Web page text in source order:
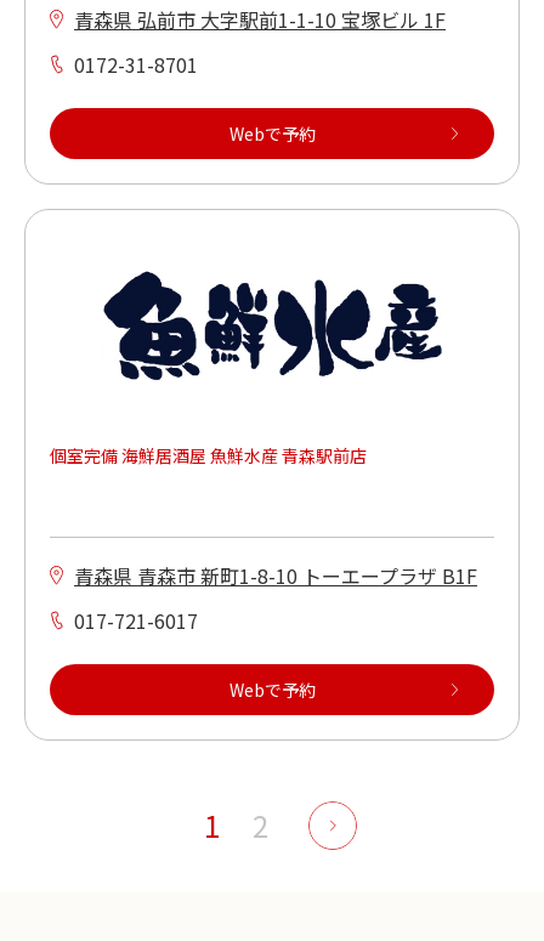
青森県 弘前市 大字駅前1-1-10 宝塚ビル 1F
0172-31-8701
Webで予約
個室完備 海鮮居酒屋 魚鮮水産 青森駅前店
青森県 青森市 新町1-8-10 トーエープラザ B1F
017-721-6017
Webで予約
1 2